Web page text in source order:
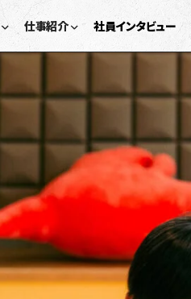
仕事紹介 社員インタビュー